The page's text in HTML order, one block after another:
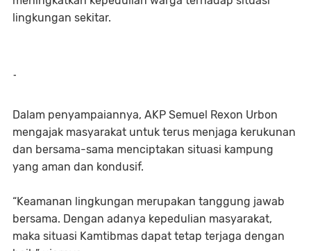
lingkungan sekitar.
-
Dalam penyampaiannya, AKP Semuel Rexon Urbon
mengajak masyarakat untuk terus menjaga kerukunan
dan bersama-sama menciptakan situasi kampung
yang aman dan kondusif.
“Keamanan lingkungan merupakan tanggung jawab
bersama. Dengan adanya kepedulian masyarakat,
maka situasi Kamtibmas dapat tetap terjaga dengan